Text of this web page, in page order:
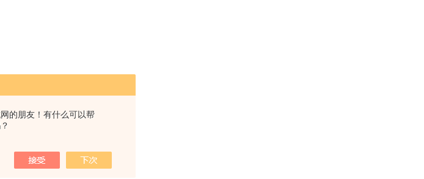
的朋友！有什么可以帮
细胞生长；